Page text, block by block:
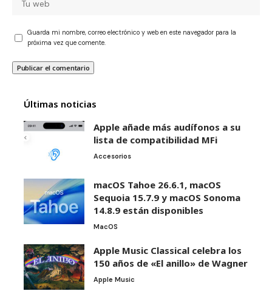
Guarda mi nombre, correo electrónico y web en este navegador para la
próxima vez que comente.
Últimas noticias
Apple añade más audífonos a su
lista de compatibilidad MFi
Accesorios
macOS Tahoe 26.6.1, macOS
Sequoia 15.7.9 y macOS Sonoma
14.8.9 están disponibles
MacOS
Apple Music Classical celebra los
150 años de «El anillo» de Wagner
Apple Music